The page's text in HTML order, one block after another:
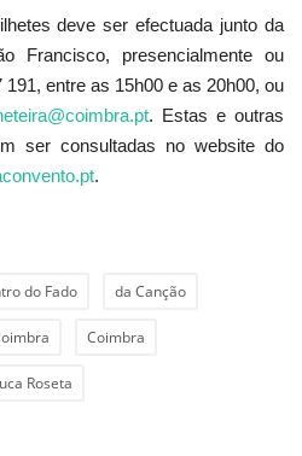
deve ser efectuada junto da
Francisco, presencialmente ou
entre as 15h00 e as 20h00, ou
. Estas e outras
ser consultadas no website do
.
do Fado da Canção
Coimbra
Roseta